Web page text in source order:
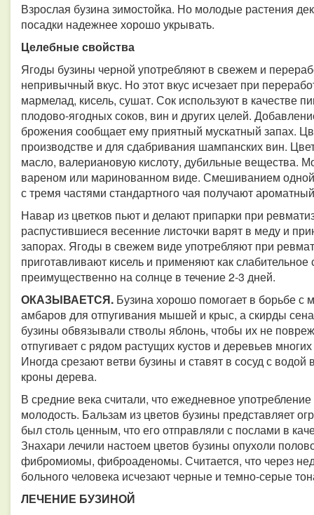
Взрослая бузина зимостойка. Но молодые растения
посадки надежнее хорошо укрывать.
Целебные свойства
Ягоды бузины черной употребляют в свежем и
непривычный вкус. Но этот вкус исчезает при
мармелад, кисель, сушат. Сок используют в качестве
плодово-ягодных соков, вин и других целей.
брожения сообщает ему приятный мускатный запах.
производстве и для сдабривания шампанских вин.
масло, валериановую кислоту, дубильные вещества.
вареном или маринованном виде. Смешиванием одной
с тремя частями стандартного чая получают
Навар из цветков пьют и делают припарки при
распустившиеся весенние листочки варят в меду и
запорах. Ягоды в свежем виде употребляют при
приготавливают кисель и применяют как
преимущественно на солнце в течение 2-3 дней.
ОКАЗЫВАЕТСЯ. Бузина хорошо помогает в борьбе
амбаров для отпугивания мышей и крыс, а скирды
бузины обвязывали стволы яблонь, чтобы их не
отпугивает с рядом растущих кустов и деревьев
Иногда срезают ветви бузины и ставят в сосуд с
кроны дерева.
В средние века считали, что ежедневное
молодость. Бальзам из цветов бузины представляет
был столь ценным, что его отправляли с послами в
Знахари лечили настоем цветов бузины опухоли
фибромиомы, фиброаденомы. Считается, что через
больного человека исчезают черные и темно-серые
ЛЕЧЕНИЕ БУЗИНОЙ